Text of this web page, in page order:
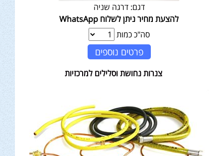
דגם: דרגה שניה
להצעת מחיר ניתן לשלוח WhatsApp
סה"כ כמות
פרטים נוספים
צנרות נחושת וסלילים למרכזיות